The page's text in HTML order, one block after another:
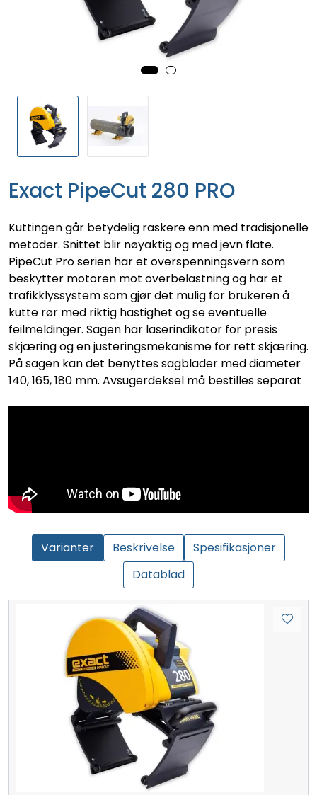
Exact PipeCut 280 PRO
Kuttingen går betydelig raskere enn med tradisjonelle
metoder. Snittet blir nøyaktig og med jevn flate.
PipeCut Pro serien har et overspenningsvern som
beskytter motoren mot overbelastning og har et
trafikklyssystem som gjør det mulig for brukeren å
kutte rør med riktig hastighet og se eventuelle
feilmeldinger. Sagen har laserindikator for presis
skjæring og en justeringsmekanisme for rett skjæring.
På sagen kan det benyttes sagblader med diameter
140, 165, 180 mm. Avsugerdeksel må bestilles separat
Varianter Beskrivelse
Spesifikasjoner
Datablad